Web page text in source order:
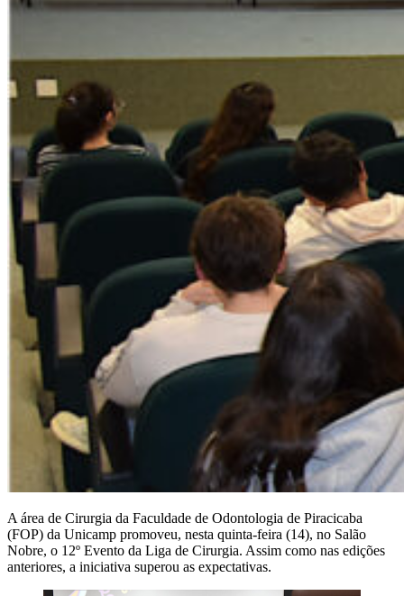
A área de Cirurgia da Faculdade de Odontologia de Piracicaba
(FOP) da Unicamp promoveu, nesta quinta-feira (14), no Salão
Nobre, o 12º Evento da Liga de Cirurgia. Assim como nas edições
anteriores, a iniciativa superou as expectativas.